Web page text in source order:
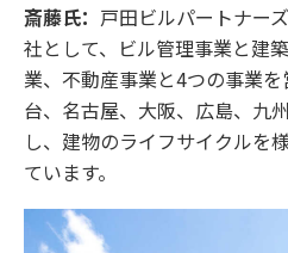
斎藤氏： 戸田ビルパートナー
社として、ビル管理事業と建
業、不動産事業と4つの事業
台、名古屋、大阪、広島、九
し、建物のライフサイクルを
ています。